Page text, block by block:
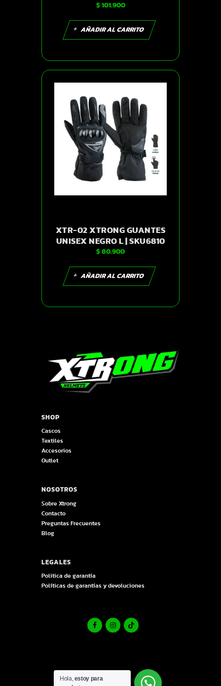
ROSADO S | SKU14267
$101.900
AÑADIR AL CARRITO
XTR-02 XTRONG GUANTES
UNISEX NEGRO L | SKU6810
$ 80.900
AÑADIR AL CARRITO
SHOP
Cascos
Textiles
Accesorios
Outlet
NOSOTROS
Sobre Xtrong
Contacto
Preguntas Frecuentes
Blog
LEGALES
Politica de garantía
Políticas de garantías y devoluciones
Hola,estoy para